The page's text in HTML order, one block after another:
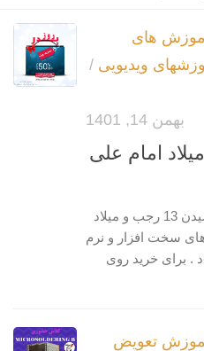
های
ویدیویی /
بهمن 14, 1401
امام علی
با عرض تبریک به مناسبت فرا رسیدن 13 رجب و میلاد
های سخت افزار و نرم
. برای خرید روی
تعویض